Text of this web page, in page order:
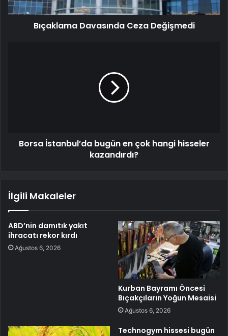
Bıçaklama Davasında Ceza Değişmedi
Borsa İstanbul’da bugün en çok hangi hisseler
kazandırdı?
İlgili Makaleler
ABD’nin damıtık yakıt
ihracatı rekor kırdı
Ağustos 6, 2026
Kurban Bayramı Öncesi
Bıçakçıların Yoğun Mesaisi
Ağustos 6, 2026
Technogym hissesi bugün